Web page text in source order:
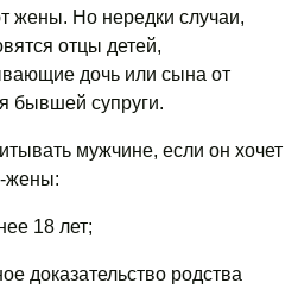
жены. Но нередки случаи,
отцы детей,
дочь или сына от
бывшей супруги.
мужчине, если он хочет
жены:
18 лет;
доказательство родства